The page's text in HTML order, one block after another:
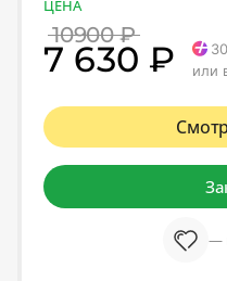
ЦЕНА
10900 ₽
7 630 ₽
или
—